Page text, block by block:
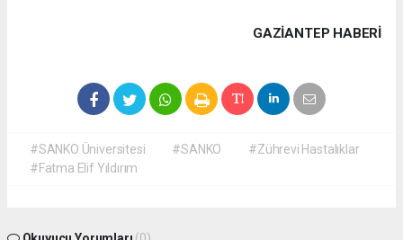
GAZIANTEP HABERİ
#SANKO Üniversitesi #SANKO
#Zührevi Hastalıklar
#Fatma Elif Yıldırım